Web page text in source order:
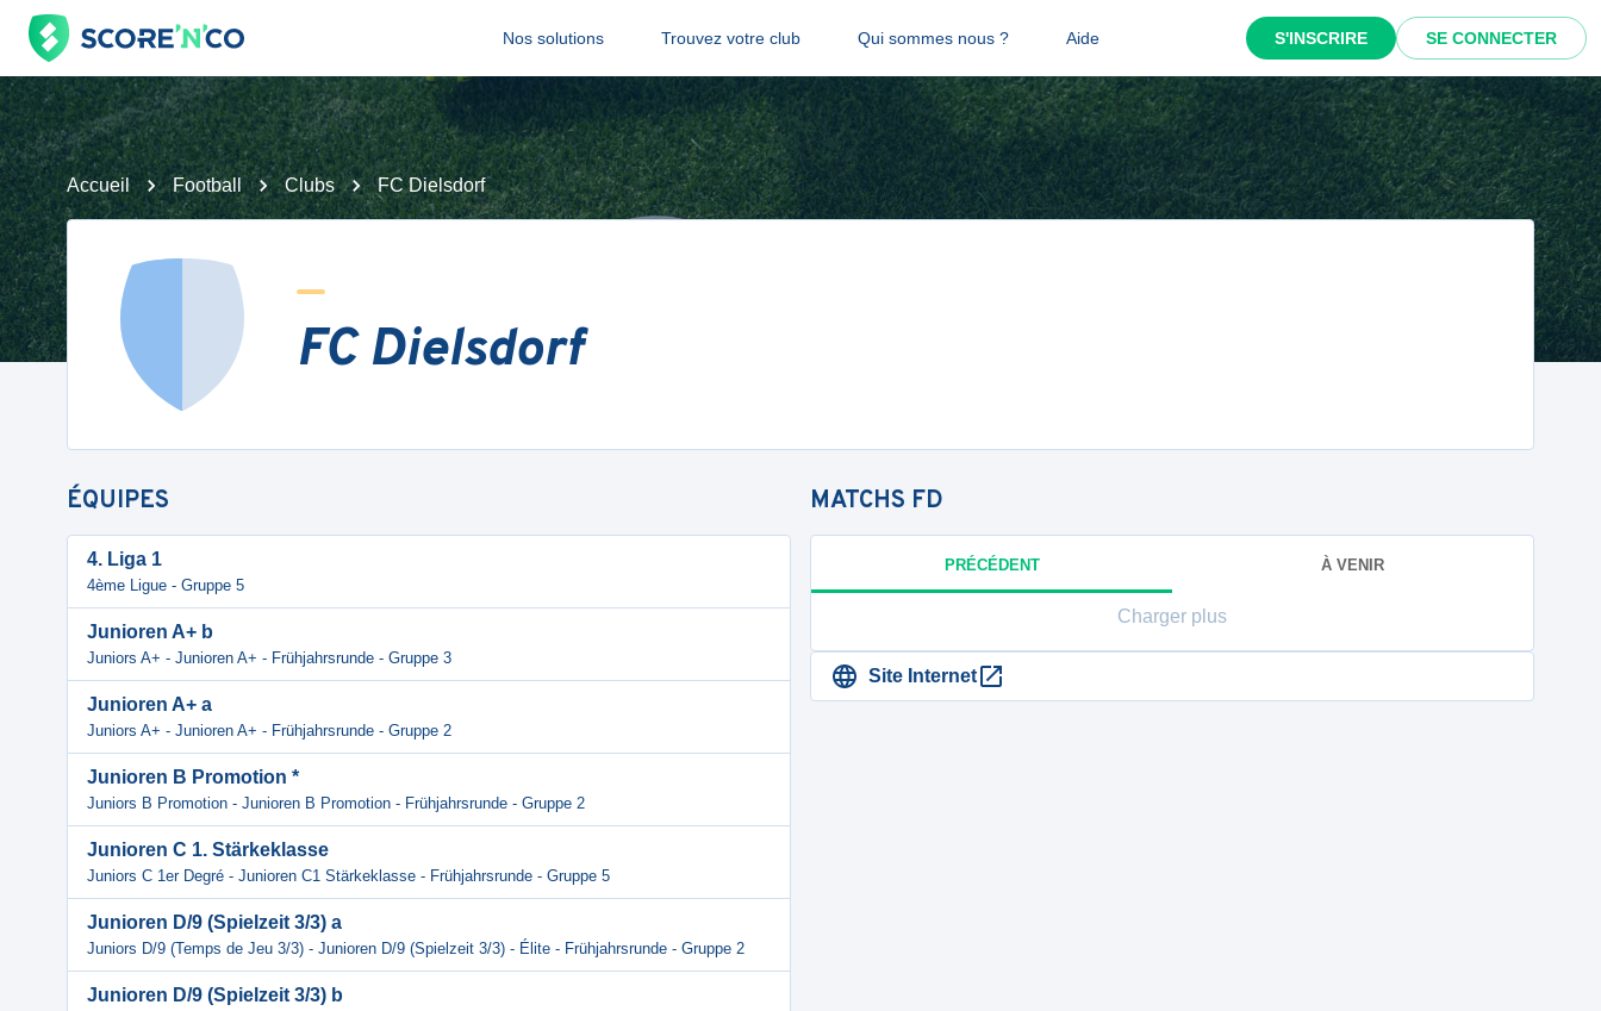
Nos solutions Trouvez votre club Qui sommes nous ? Aide S'INSCRIRE SE CONNECTER
Accueil Football Clubs FC Dielsdorf
FC Dielsdorf
ÉQUIPES
4. Liga 1
4ème Ligue - Gruppe 5
Junioren A+ b
Juniors A+ - Junioren A+ - Frühjahrsrunde - Gruppe 3
Junioren A+ a
Juniors A+ - Junioren A+ - Frühjahrsrunde - Gruppe 2
Junioren B Promotion *
Juniors B Promotion - Junioren B Promotion - Frühjahrsrunde - Gruppe 2
Junioren C 1. Stärkeklasse
Juniors C 1er Degré - Junioren C1 Stärkeklasse - Frühjahrsrunde - Gruppe 5
Junioren D/9 (Spielzeit 3/3) a
Juniors D/9 (Temps de Jeu 3/3) - Junioren D/9 (Spielzeit 3/3) - Élite - Frühjahrsrunde - Gruppe 2
Junioren D/9 (Spielzeit 3/3) b
MATCHS FD
PRÉCÉDENT À VENIR
Charger plus
Site Internet